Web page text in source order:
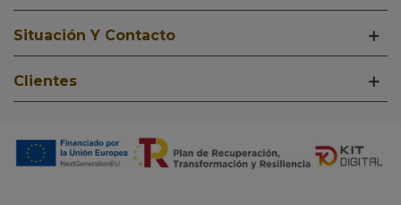
Situación Y Contacto
Clientes